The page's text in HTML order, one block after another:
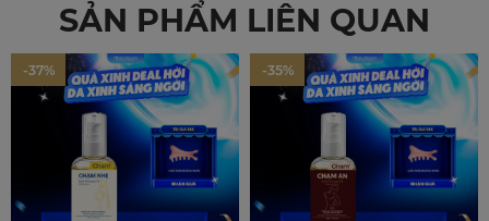
SẢN PHẨM LIÊN QUAN
-37% -35%